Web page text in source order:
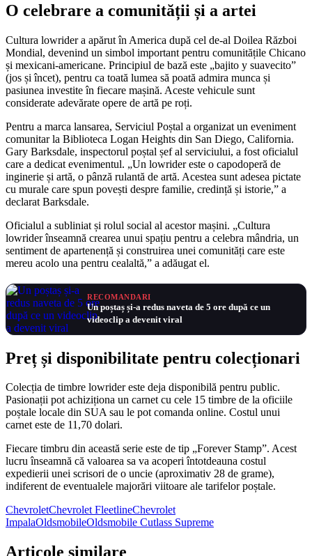
O celebrare a comunității și a artei
Cultura lowrider a apărut în America după cel de-al Doilea Război
Mondial, devenind un simbol important pentru comunitățile Chicano
și mexicani-americane. Principiul de bază este „bajito y suavecito”
(jos și încet), pentru ca toată lumea să poată admira munca și
pasiunea investite în fiecare mașină. Aceste vehicule sunt
considerate adevărate opere de artă pe roți.
Pentru a marca lansarea, Serviciul Poștal a organizat un eveniment
comunitar la Biblioteca Logan Heights din San Diego, California.
Gary Barksdale, inspectorul poștal șef al serviciului, a fost oficialul
care a dedicat evenimentul. „Un lowrider este o capodoperă de
inginerie și artă, o pânză rulantă de artă. Acestea sunt adesea pictate
cu murale care spun povești despre familie, credință și istorie,” a
declarat Barksdale.
Oficialul a subliniat și rolul social al acestor mașini. „Cultura
lowrider înseamnă crearea unui spațiu pentru a celebra mândria, un
sentiment de apartenență și construirea unei comunități care este
mereu acolo una pentru cealaltă,” a adăugat el.
RECOMANDARI
Un poștaș și-a redus naveta de 5 ore după ce un
videoclip a devenit viral
Preț și disponibilitate pentru colecționari
Colecția de timbre lowrider este deja disponibilă pentru public.
Pasionații pot achiziționa un carnet cu cele 15 timbre de la oficiile
poștale locale din SUA sau le pot comanda online. Costul unui
carnet este de 11,70 dolari.
Fiecare timbru din această serie este de tip „Forever Stamp”. Acest
lucru înseamnă că valoarea sa va acoperi întotdeauna costul
expedierii unei scrisori de o uncie (aproximativ 28 de grame),
indiferent de eventualele majorări viitoare ale tarifelor poștale.
ChevroletChevrolet FleetlineChevrolet
ImpalaOldsmobileOldsmobile Cutlass Supreme
Articole similare